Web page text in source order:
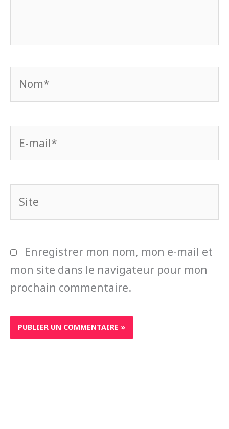
mail*
Enregistrer mon nom, mon e-mail et
mon site dans le navigateur pour mon
prochain commentaire.